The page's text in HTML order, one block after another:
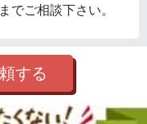
でご相談下さい。
する